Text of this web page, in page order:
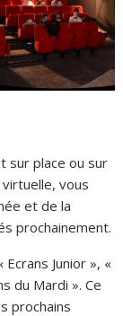
sur place ou sur
vous
et de la
prochainement.
Junior », «
du Mardi ». Ce
prochains